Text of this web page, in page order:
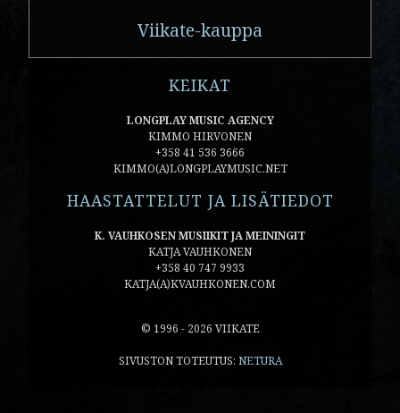
Viikate-kauppa
KEIKAT
LONGPLAY MUSIC AGENCY
KIMMO HIRVONEN
+358 41 536 3666
KIMMO(A)LONGPLAYMUSIC.NET
HAASTATTELUT JA LISÄTIEDOT
K. VAUHKOSEN MUSIIKIT JA MEININGIT
KATJA VAUHKONEN
+358 40 747 9933
KATJA(A)KVAUHKONEN.COM
© 1996 - 2026 VIIKATE
SIVUSTON TOTEUTUS: NETURA